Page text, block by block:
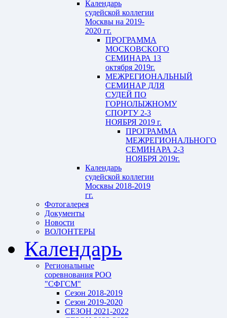
Календарь
судейской коллегии
Москвы на 2019-
2020 гг.
ПРОГРАММА
МОСКОВСКОГО
СЕМИНАРА 13
октября 2019г.
МЕЖРЕГИОНАЛЬНЫЙ
СЕМИНАР ДЛЯ
СУДЕЙ ПО
ГОРНОЛЫЖНОМУ
СПОРТУ 2-3
НОЯБРЯ 2019 г.
ПРОГРАММА
МЕЖРЕГИОНАЛЬНОГО
СЕМИНАРА 2-3
НОЯБРЯ 2019г.
Календарь
судейской коллегии
Москвы 2018-2019
гг.
Фотогалерея
Документы
Новости
ВОЛОНТЕРЫ
Календарь
Региональные
соревнования РОО
"СФГСМ"
Сезон 2018-2019
Сезон 2019-2020
СЕЗОН 2021-2022